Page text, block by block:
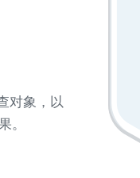
对象，以
。